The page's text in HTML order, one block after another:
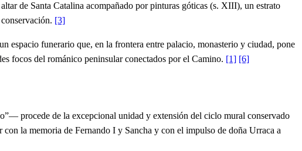
de Santa Catalina acompañado por pinturas góticas (s. XIII), un estrato
[3]
funerario que, en la frontera entre palacio, monasterio y ciudad, pone
focos del románico peninsular conectados por el Camino. [1] [6]
procede de la excepcional unidad y extensión del ciclo mural conservado
la memoria de Fernando I y Sancha y con el impulso de doña Urraca a